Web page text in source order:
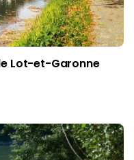
Lot-et-Garonne